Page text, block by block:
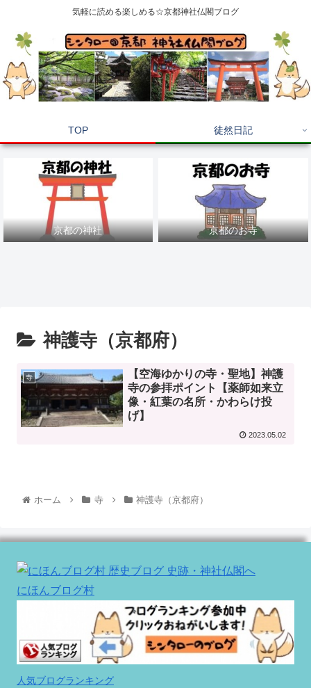
気軽に読める楽しめる☆京都神社仏閣ブログ
TOP 徒然日記
京都の神社 京都のお寺
神護寺（京都府）
寺
【空海ゆかりの寺・聖地】神護
寺の参拝ポイント【薬師如来立
像・紅葉の名所・かわらけ投
げ】
2023.05.02
ホーム 寺 神護寺（京都府）
にほんブログ村
人気ブログランキング